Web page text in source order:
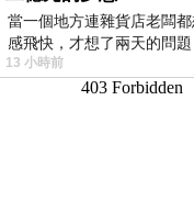
當一個地方連雜貨店老闆
感飛快，才想了兩天的問
13 小時前